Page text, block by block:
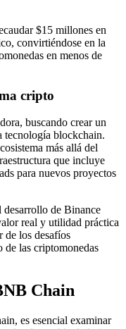
$15 millones en
convirtiéndose en la
en menos de
cripto
buscando crear un
tecnología blockchain.
más allá del
que incluye
para nuevos proyectos
de Binance
real y utilidad práctica
de los desafíos
de las criptomonedas
Chain
es esencial examinar